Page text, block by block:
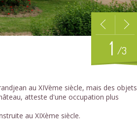
1 /3
au XIVème siècle, mais des objets
atteste d'une occupation plus
au XIXème siècle.